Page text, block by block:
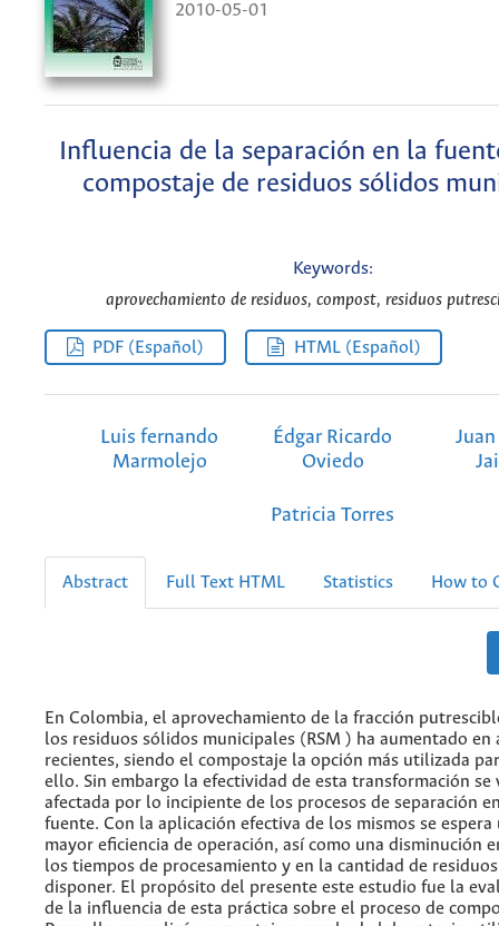
2010-05-01
Influencia de la separación en la
compostaje de residuos sólidos
Keywords:
aprovechamiento de residuos, compost, residuos
PDF (Español) HTML (Español)
Luis fernando
Marmolejo
Édgar Ricardo
Oviedo
Patricia Torres
Abstract Full Text HTML Statistics How to
En Colombia, el aprovechamiento de la fracción
los residuos sólidos municipales (RSM ) ha aumentado en
recientes, siendo el compostaje la opción más utilizada
ello. Sin embargo la efectividad de esta transformación se
afectada por lo incipiente de los procesos de separación
fuente. Con la aplicación efectiva de los mismos se espera
mayor eficiencia de operación, así como una disminución
los tiempos de procesamiento y en la cantidad de
disponer. El propósito del presente este estudio fue la
de la influencia de esta práctica sobre el proceso de